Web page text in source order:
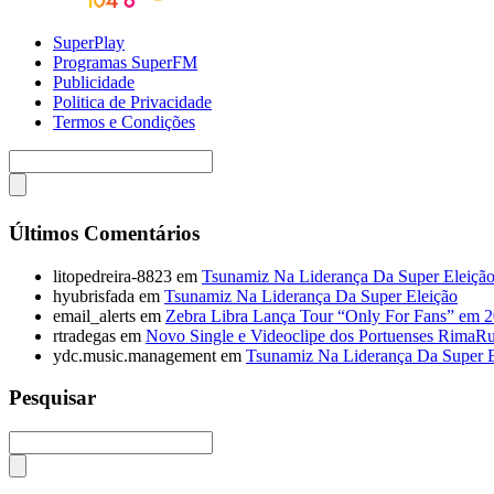
SuperPlay
Programas SuperFM
Publicidade
Politica de Privacidade
Termos e Condições
Últimos Comentários
litopedreira-8823 em Tsunamiz Na Liderança Da Super Eleição
hyubrisfada em Tsunamiz Na Liderança Da Super Eleição
email_alerts em Zebra Libra Lança Tour “Only For Fans” em
rtradegas em Novo Single e Videoclipe dos Portuenses
ydc.music.management em Tsunamiz Na Liderança Da Super
Pesquisar